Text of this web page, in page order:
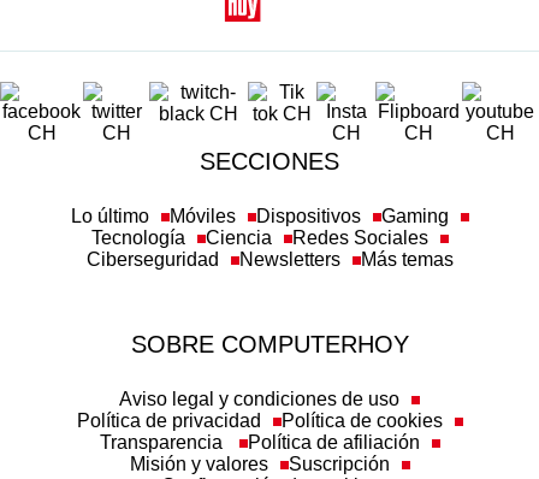
SECCIONES
Lo último Móviles Dispositivos
Gaming
Tecnología
Ciencia
Redes Sociales
Ciberseguridad
Newsletters Más temas
SOBRE COMPUTERHOY
Aviso legal y condiciones de uso
Política de privacidad
Política de cookies
Transparencia
Política de afiliación
Misión y valores
Suscripción